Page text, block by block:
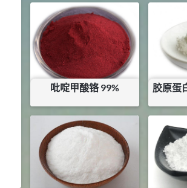
吡啶甲酸铬 99%
¥250
库存：1.6KG
胶原蛋
2021-05-25
475 9 硬脂富马酸钠 99%
浏览量 - 1.54w
34.8 10 DL-蛋氨酸 99%
浏览量 - 1.48w
2021-06-21 食品添加剂